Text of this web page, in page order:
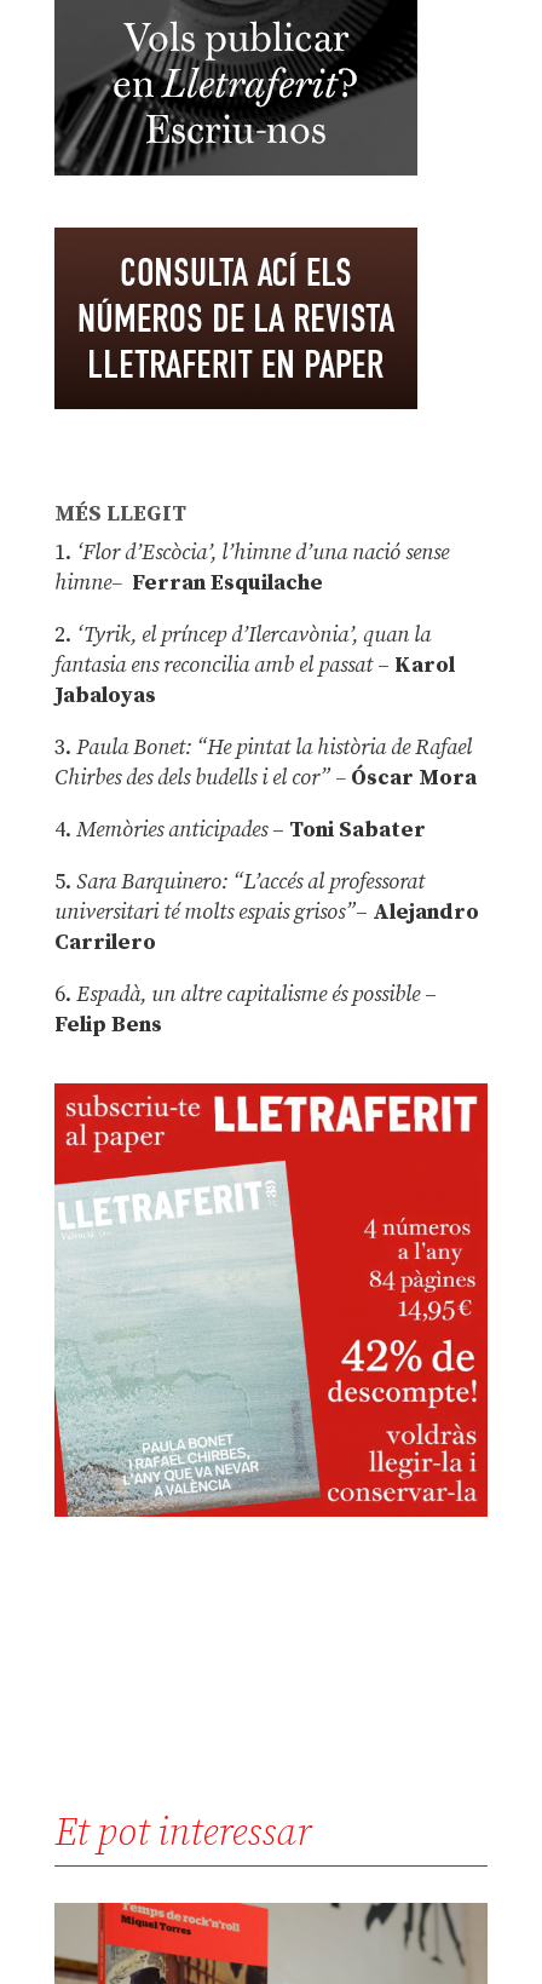
MÉS LLEGIT
1. ‘Flor d’Escòcia’, l’himne d’una nació sense
himne– Ferran Esquilache
2. ‘Tyrik, el príncep d’Ilercavònia’, quan la
fantasia ens reconcilia amb el passat– Karol
Jabaloyas
3. Paula Bonet: “He pintat la història de Rafael
Chirbes des dels budells i el cor” –Óscar Mora
4. Memòries anticipades– Toni Sabater
5. Sara Barquinero: “L’accés al professorat
universitari té molts espais grisos”– Alejandro
Carrilero
6. Espadà, un altre capitalisme és possible –
Felip Bens
Et pot interessar